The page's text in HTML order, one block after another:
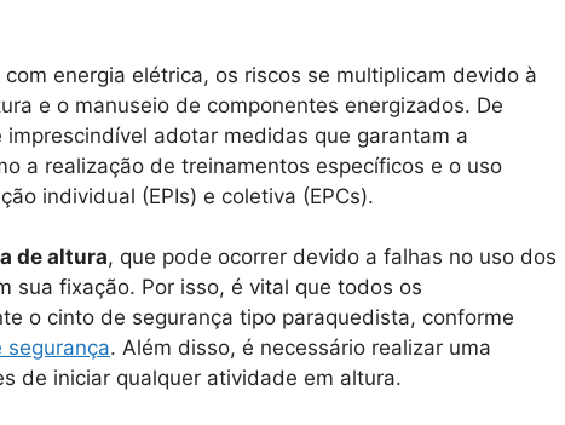
energia elétrica, os riscos se multiplicam devido à
e o manuseio de componentes energizados. De
imprescindível adotar medidas que garantam a
a realização de treinamentos específicos e o uso
individual (EPIs) e coletiva (EPCs).
de altura, que pode ocorrer devido a falhas no uso dos
sua fixação. Por isso, é vital que todos os
o cinto de segurança tipo paraquedista, conforme
segurança. Além disso, é necessário realizar uma
de iniciar qualquer atividade em altura.